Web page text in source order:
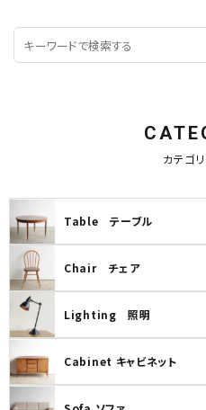
カテゴ
Table テーブル
Chair チェア
Lighting 照明
Cabinet キャビネット